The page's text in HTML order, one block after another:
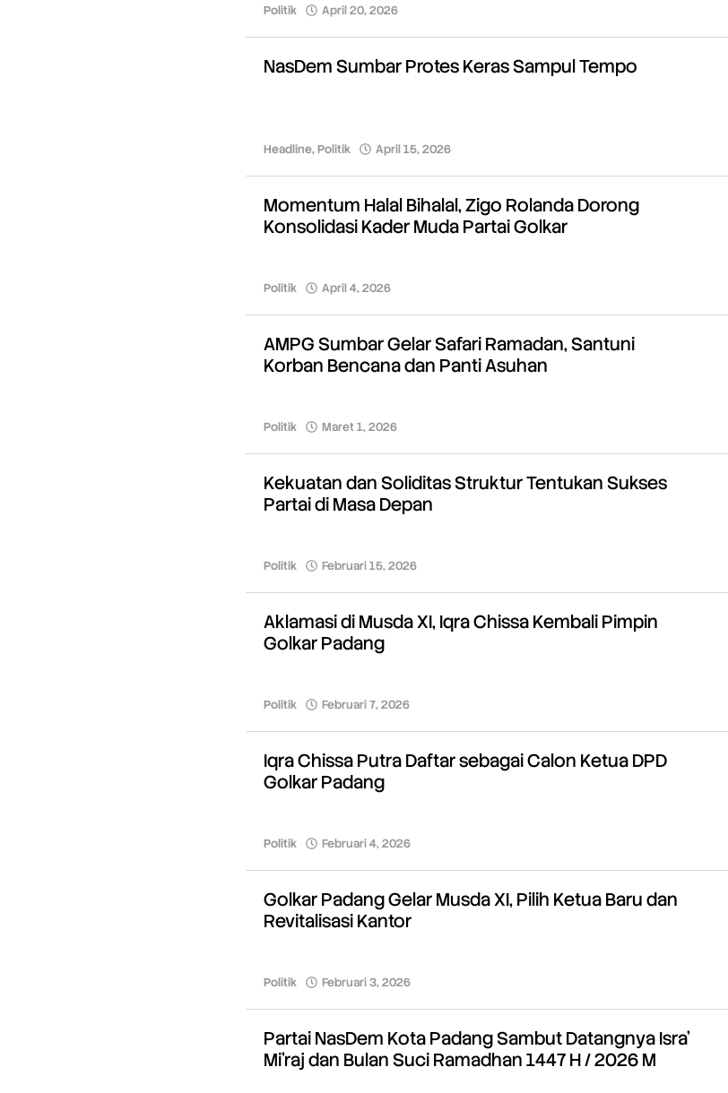
Politik April 20, 2026
NasDem Sumbar Protes Keras Sampul Tempo
Headline,Politik April 15, 2026
Momentum Halal Bihalal, Zigo Rolanda Dorong
Konsolidasi Kader Muda Partai Golkar
Politik April 4, 2026
AMPG Sumbar Gelar Safari Ramadan, Santuni
Korban Bencana dan Panti Asuhan
Politik Maret 1, 2026
Kekuatan dan Soliditas Struktur Tentukan Sukses
Partai di Masa Depan
Politik Februari 15, 2026
Aklamasi di Musda XI, Iqra Chissa Kembali Pimpin
Golkar Padang
Politik Februari 7, 2026
Iqra Chissa Putra Daftar sebagai Calon Ketua DPD
Golkar Padang
Politik Februari 4, 2026
Golkar Padang Gelar Musda XI, Pilih Ketua Baru dan
Revitalisasi Kantor
Politik Februari 3, 2026
Partai NasDem Kota Padang Sambut Datangnya Isra’
Mi’raj dan Bulan Suci Ramadhan 1447 H / 2026 M